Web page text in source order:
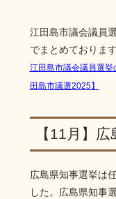
江田島市議会議員
でまとめておりま
江田島市議会議員選
田島市議選2025】
【11月】
広島県知事選挙は
した。広島県知事